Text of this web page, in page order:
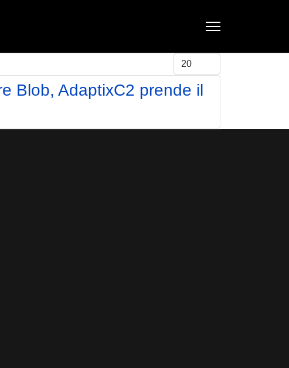
Visualizza #
Blob, AdaptixC2 prende il